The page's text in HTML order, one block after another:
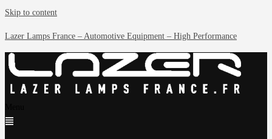
Skip to content
Lazer Lamps France – Automotive Equipment – High Performance